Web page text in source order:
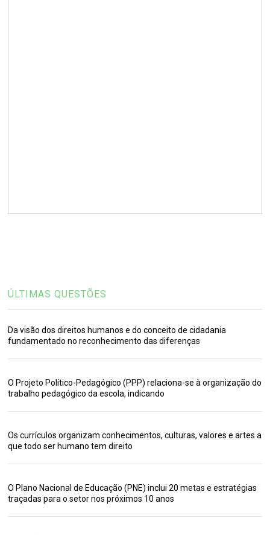
ÚLTIMAS QUESTÕES
Da visão dos direitos humanos e do conceito de cidadania
fundamentado no reconhecimento das diferenças
O Projeto Político-Pedagógico (PPP) relaciona-se à organização do
trabalho pedagógico da escola, indicando
Os currículos organizam conhecimentos, culturas, valores e artes a
que todo ser humano tem direito
O Plano Nacional de Educação (PNE) inclui 20 metas e estratégias
traçadas para o setor nos próximos 10 anos